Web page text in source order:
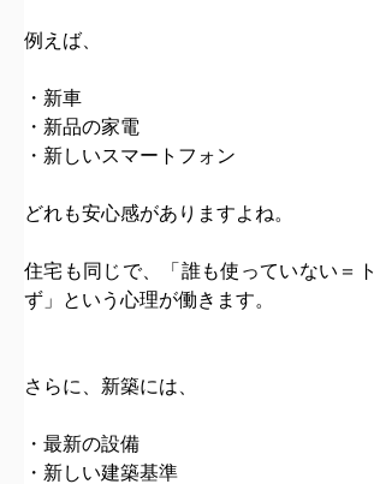
例えば、
・新車
・新品の家電
・新しいスマートフォン
どれも安心感がありますよね。
住宅も同じで、
「誰も使っていない＝
ず」
という心理が働きます。
さらに、新築には、
・最新の設備
・新しい建築基準